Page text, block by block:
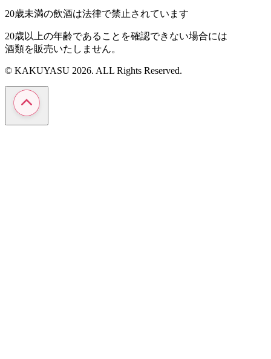
20歳未満の飲酒は法律で禁止されています
20歳以上の年齢であることを確認できない場合には
酒類を販売いたしません。
© KAKUYASU 2026. ALL Rights Reserved.